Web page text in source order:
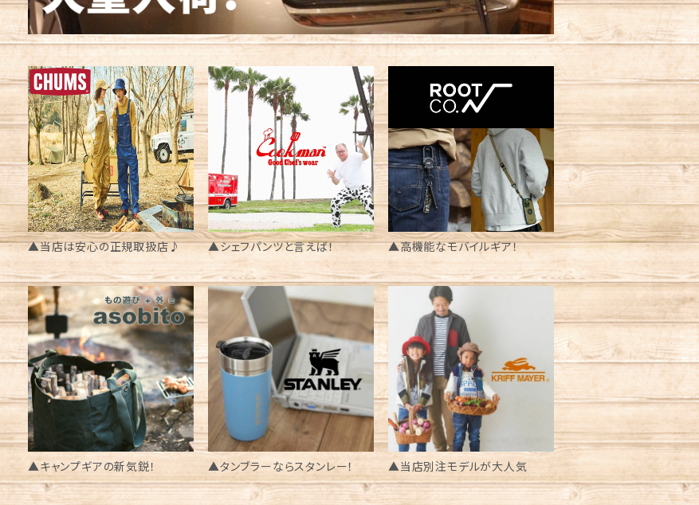
▲当店は安心の正規取扱店♪ ▲シェフパンツと言えば！ ▲高機能なモバイルギア！
▲キャンプギアの新気鋭！ ▲タンブラーならスタンレー！ ▲当店別注モデルが大人気